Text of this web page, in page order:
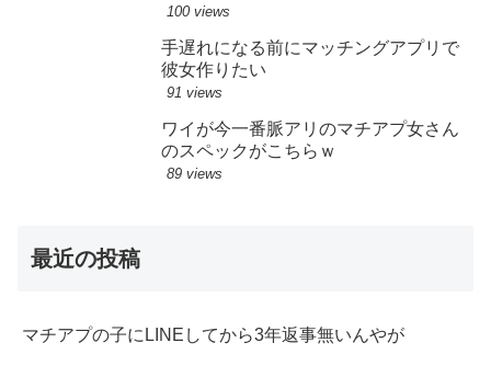
100 views
手遅れになる前にマッチングアプリで
彼女作りたい
91 views
ワイが今一番脈アリのマチアプ女さん
のスペックがこちらｗ
89 views
最近の投稿
マチアプの子にLINEしてから3年返事無いんやが